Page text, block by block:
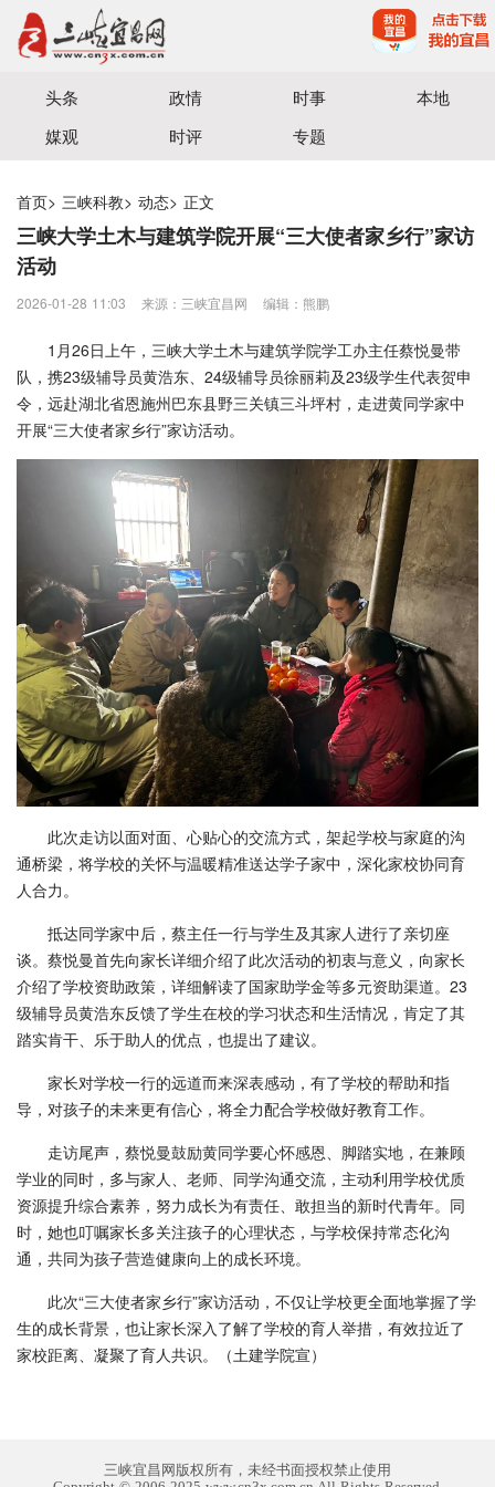
宜昌三峡融媒体中心主办
头条 政情 时事
本地
媒观
时评 专题
首页> 三峡科教> 动态> 正文
三峡大学土木与建筑学院开展“三大使者家乡行”家访
活动
2026-01-28 11:03 来源：三峡宜昌网 编辑：熊鹏
1月26日上午，三峡大学土木与建筑学院学工办主任蔡悦曼带
队，携23级辅导员黄浩东、24级辅导员徐丽莉及23级学生代表贺申
令，远赴湖北省恩施州巴东县野三关镇三斗坪村，走进黄同学家中
开展“三大使者家乡行”家访活动。
此次走访以面对面、心贴心的交流方式，架起学校与家庭的沟
通桥梁，将学校的关怀与温暖精准送达学子家中，深化家校协同育
人合力。
抵达同学家中后，蔡主任一行与学生及其家人进行了亲切座
谈。蔡悦曼首先向家长详细介绍了此次活动的初衷与意义，向家长
介绍了学校资助政策，详细解读了国家助学金等多元资助渠道。23
级辅导员黄浩东反馈了学生在校的学习状态和生活情况，肯定了其
踏实肯干、乐于助人的优点，也提出了建议。
家长对学校一行的远道而来深表感动，有了学校的帮助和指
导，对孩子的未来更有信心，将全力配合学校做好教育工作。
走访尾声，蔡悦曼鼓励黄同学要心怀感恩、脚踏实地，在兼顾
学业的同时，多与家人、老师、同学沟通交流，主动利用学校优质
资源提升综合素养，努力成长为有责任、敢担当的新时代青年。同
时，她也叮嘱家长多关注孩子的心理状态，与学校保持常态化沟
通，共同为孩子营造健康向上的成长环境。
此次“三大使者家乡行”家访活动，不仅让学校更全面地掌握了学
生的成长背景，也让家长深入了解了学校的育人举措，有效拉近了
家校距离、凝聚了育人共识。（土建学院宣）
三峡宜昌网版权所有，未经书面授权禁止使用